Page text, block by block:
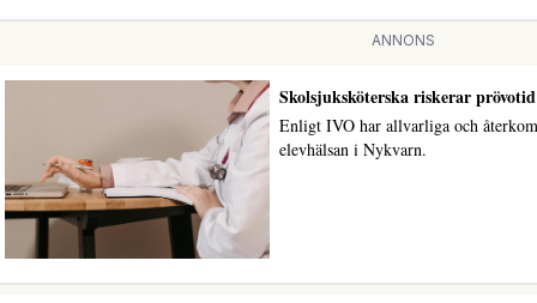
ANNONS
Skolsjuksköterska riskerar
Enligt IVO har allvarliga och
elevhälsan i Nykvarn.